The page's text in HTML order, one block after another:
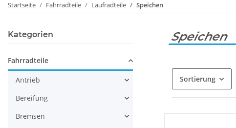
Startseite Fahrradteile Laufradteile Speichen
Speichen
Sortierung
Kategorien
Fahrradteile
Antrieb
Bereifung
Bremsen